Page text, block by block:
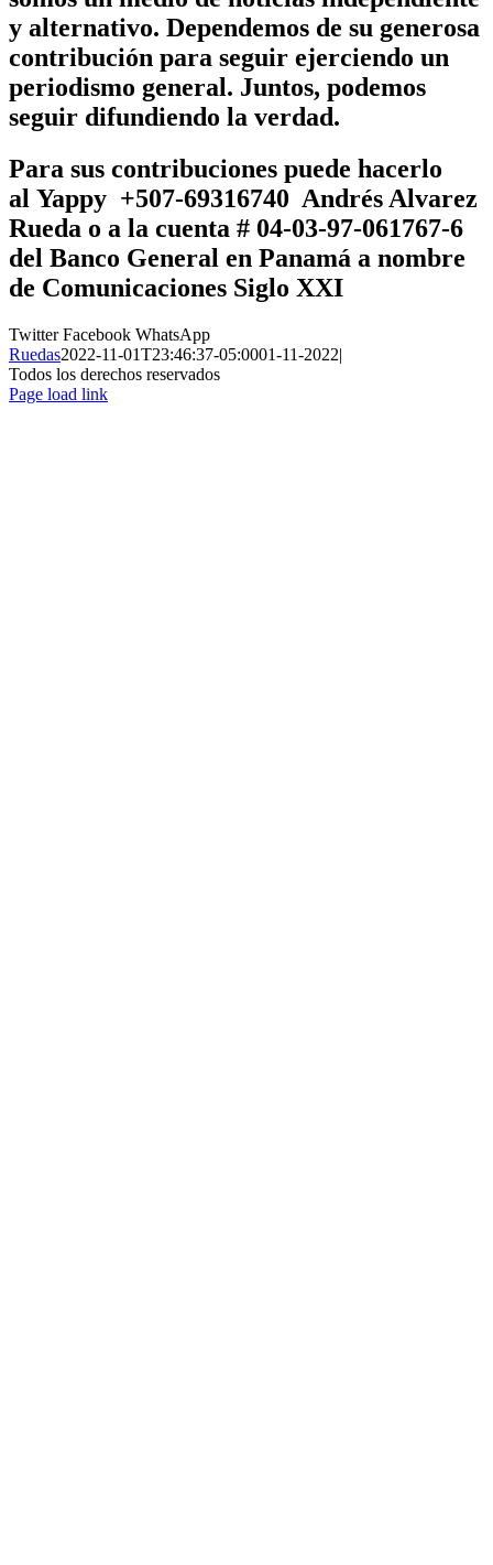
y alternativo. Dependemos de su generosa
contribución para seguir ejerciendo un
periodismo general. Juntos, podemos
seguir difundiendo la verdad.
Para sus contribuciones puede hacerlo
al Yappy +507-69316740 Andrés Alvarez
Rueda o a la cuenta # 04-03-97-061767-6
del Banco General en Panamá a nombre
de Comunicaciones Siglo XXI
TwitterFacebook WhatsApp
Ruedas2022-11-01T23:46:37-05:0001-11-2022|
Todos los derechos reservados
Page load link